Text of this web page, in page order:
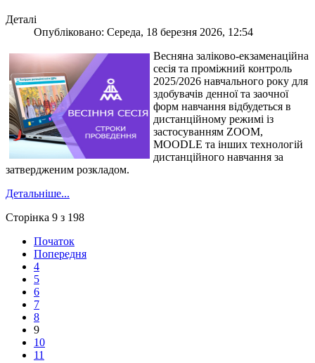
Деталі
Опубліковано: Середа, 18 березня 2026, 12:54
Весняна заліково-екзаменаційна
сесія та проміжний контроль
2025/2026 навчального року для
здобувачів денної та заочної
форм навчання відбудеться в
дистанційному режимі із
застосуванням ZOOM,
MOODLE та інших технологій
дистанційного навчання за
затвердженим розкладом.
Детальніше...
Сторінка 9 з 198
Початок
Попередня
4
5
6
7
8
9
10
11